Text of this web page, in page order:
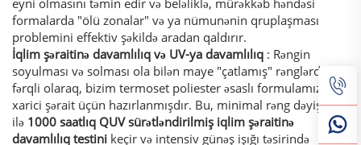
eyni olmasını təmin edir və beləliklə, mürəkkəb həndəsi
formalarda "ölü zonalar" və ya nümunənin qruplaşması
problemini effektiv şəkildə aradan qaldırır.
İqlim şəraitinə davamlılıq və UV-ya davamlılıq : Rəngin
soyulması və solması ola bilən maye "çatlamış" rənglərdən
fərqli olaraq, bizim termoset poliester əsaslı formulamız
xarici şərait üçün hazırlanmışdır. Bu, minimal rəng dəyişikliyi
ilə 1000 saatlıq QUV sürətləndirilmiş iqlim şəraitinə
davamlılıq testini keçir və intensiv günəş işığı təsirində